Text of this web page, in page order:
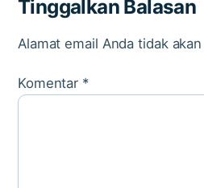
Tinggalkan Balasan
Alamat email Anda tidak
Komentar *